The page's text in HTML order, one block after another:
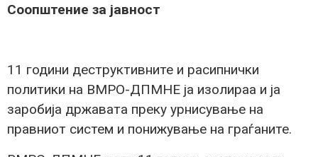
Соопштение за јавност
11 години деструктивните и расипнички
политики на ВМРО-ДПМНЕ ја изолираа и ја
заробија државата преку урнисување на
правниот систем и понижување на граѓаните.